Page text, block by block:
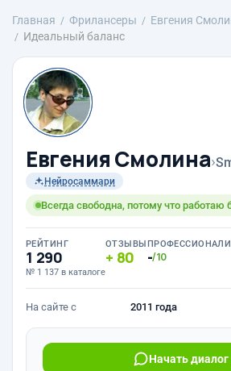
Главная Фрилансеры Евгения
Идеальный баланс
Евгения Смолина›
Нейросаммари
Всегда свободна, потому что работаю
РЕЙТИНГ
1 290
№ 1 137 в каталоге
ОТЗЫВЫ
80 -/10
На сайте с 2011 года
Начать диалог